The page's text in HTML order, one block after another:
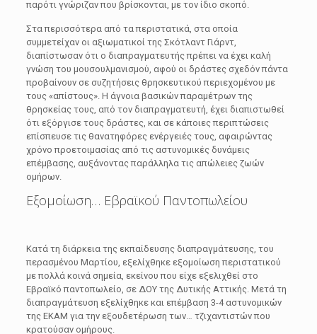
παρότι γνώριζαν που βρίσκονται, με τον ίδιο σκοπό.
Στα περισσότερα από τα περιστατικά, στα οποία
συμμετείχαν οι αξιωματικοί της Σκότλαντ Γιάρντ,
διαπίστωσαν ότι ο διαπραγματευτής πρέπει να έχει καλή
γνώση του μουσουλμανισμού, αφού οι δράστες σχεδόν πάντα
προβαίνουν σε συζητήσεις θρησκευτικού περιεχομένου με
τους «απίστους». Η άγνοια βασικών παραμέτρων της
θρησκείας τους, από τον διαπραγματευτή, έχει διαπιστωθεί
ότι εξόργισε τους δράστες, και σε κάποιες περιπτώσεις
επίσπευσε τις θανατηφόρες ενέργειές τους, αφαιρώντας
χρόνο προετοιμασίας από τις αστυνομικές δυνάμεις
επέμβασης, αυξάνοντας παράλληλα τις απώλειες ζωών
ομήρων.
Εξομοίωση… Εβραϊκού Παντοπωλείου
Κατά τη διάρκεια της εκπαίδευσης διαπραγμάτευσης, του
περασμένου Μαρτίου, εξελίχθηκε εξομοίωση περιστατικού
με πολλά κοινά σημεία, εκείνου που είχε εξελιχθεί στο
Εβραϊκό παντοπωλείο, σε ΔΟΥ της Δυτικής Αττικής. Μετά τη
διαπραγμάτευση εξελίχθηκε και επέμβαση 3-4 αστυνομικών
της ΕΚΑΜ για την εξουδετέρωση των… τζιχαντιστών που
κρατούσαν ομήρους.